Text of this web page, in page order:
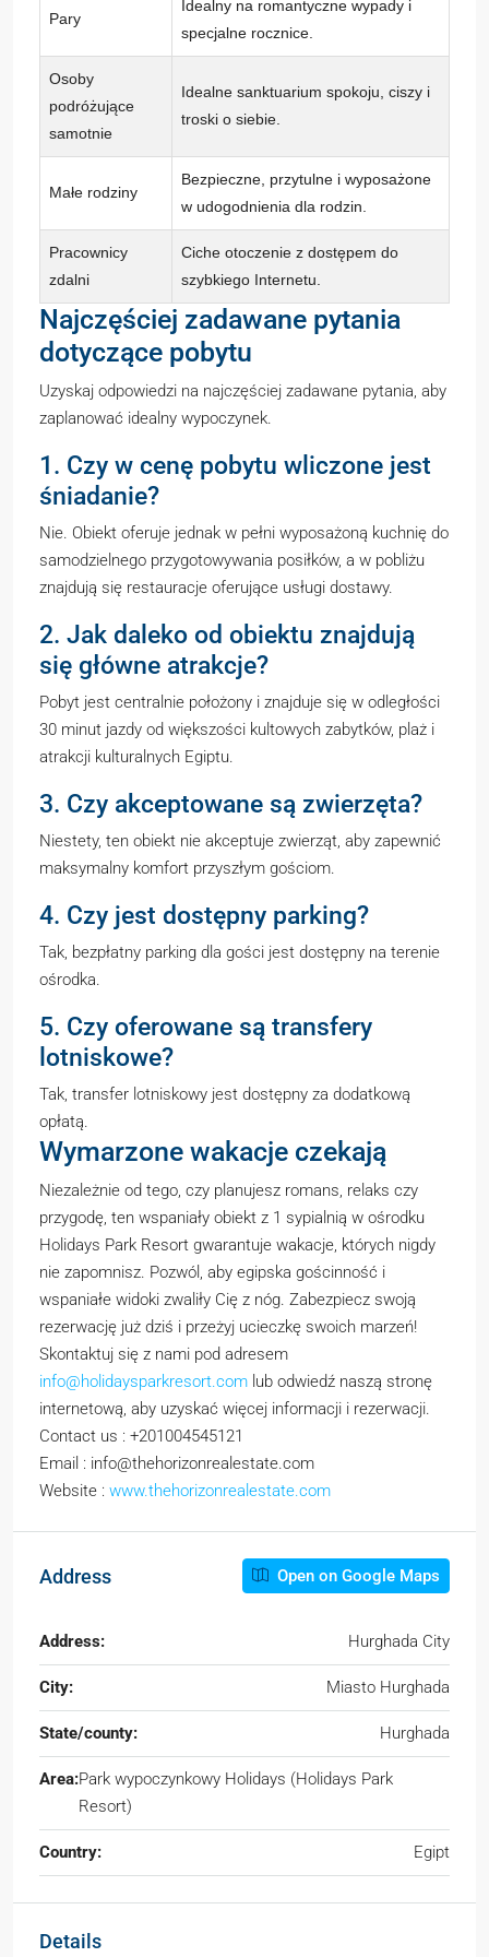
Pary
Idealny na romantyczne wypady i
specjalne rocznice.
Osoby
podróżujące
samotnie
Idealne sanktuarium spokoju, ciszy i
troski o siebie.
Małe rodziny
Bezpieczne, przytulne i wyposażone
w udogodnienia dla rodzin.
Pracownicy
zdalni
Ciche otoczenie z dostępem do
szybkiego Internetu.
Najczęściej zadawane pytania
dotyczące pobytu
Uzyskaj odpowiedzi na najczęściej zadawane pytania, aby
zaplanować idealny wypoczynek.
1. Czy w cenę pobytu wliczone jest
śniadanie?
Nie. Obiekt oferuje jednak w pełni wyposażoną kuchnię do
samodzielnego przygotowywania posiłków, a w pobliżu
znajdują się restauracje oferujące usługi dostawy.
2. Jak daleko od obiektu znajdują
się główne atrakcje?
Pobyt jest centralnie położony i znajduje się w odległości
30 minut jazdy od większości kultowych zabytków, plaż i
atrakcji kulturalnych Egiptu.
3. Czy akceptowane są zwierzęta?
Niestety, ten obiekt nie akceptuje zwierząt, aby zapewnić
maksymalny komfort przyszłym gościom.
4. Czy jest dostępny parking?
Tak, bezpłatny parking dla gości jest dostępny na terenie
ośrodka.
5. Czy oferowane są transfery
lotniskowe?
Tak, transfer lotniskowy jest dostępny za dodatkową
opłatą.
Wymarzone wakacje czekają
Niezależnie od tego, czy planujesz romans, relaks czy
przygodę, ten wspaniały obiekt z 1 sypialnią w ośrodku
Holidays Park Resort gwarantuje wakacje, których nigdy
nie zapomnisz. Pozwól, aby egipska gościnność i
wspaniałe widoki zwaliły Cię z nóg. Zabezpiecz swoją
rezerwację już dziś i przeżyj ucieczkę swoich marzeń!
Skontaktuj się z nami pod adresem
info@holidaysparkresort.com lub odwiedź naszą stronę
internetową, aby uzyskać więcej informacji i rezerwacji.
Contact us : +201004545121
Email : info@thehorizonrealestate.com
Website : www.thehorizonrealestate.com
Address Open on Google Maps
Address: Hurghada City
City: Miasto Hurghada
State/county: Hurghada
Area:Park wypoczynkowy Holidays (Holidays Park
Resort)
Country: Egipt
Details